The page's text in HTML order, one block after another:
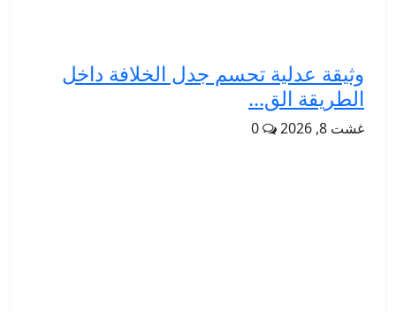
وثيقة عدلية تحسم جدل الخلافة داخل
الطريقة الق...
غشت 8, 2026 0